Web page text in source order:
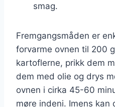
smag.
Fremgangsmåden er
forvarme ovnen til 200
kartoflerne, prikk dem
dem med olie og drys
ovnen i cirka 45-60
møre indeni. Imens kan